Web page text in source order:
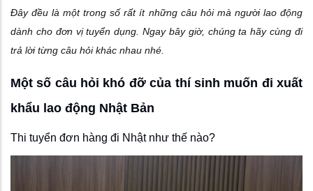
Đây đều là một trong số rất ít những câu hỏi mà người lao động
dành cho đơn vị tuyển dụng. Ngay bây giờ, chúng ta hãy cùng đi
trả lời từng câu hỏi khác nhau nhé.
Một số câu hỏi khó đỡ của thí sinh muốn đi xuất
khẩu lao động Nhật Bản
Thi tuyển đơn hàng đi Nhật như thế nào?